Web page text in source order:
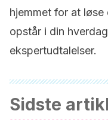
hjemmet for at
opstår i din
ekspertudtalelser.
Sidste